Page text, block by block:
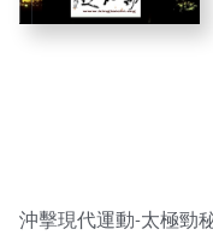
沖擊現代運動-太極勁